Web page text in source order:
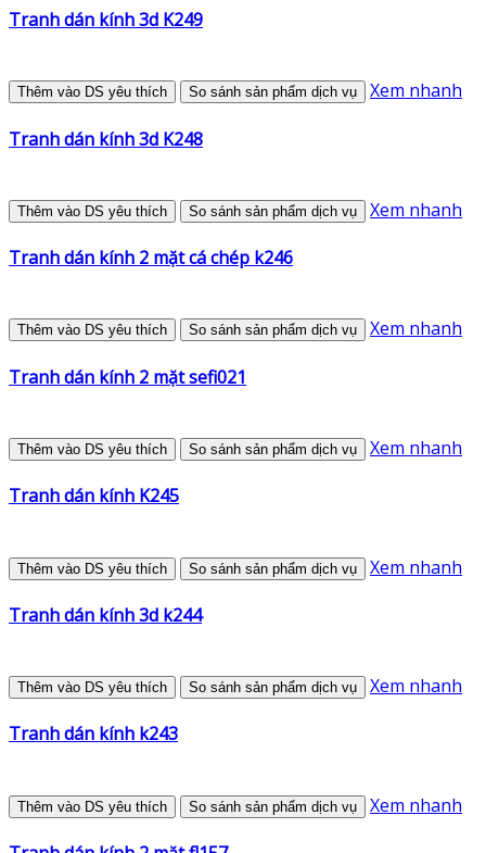
Tranh dán kính 3d K249
Thêm vào DS yêu thích So sánh sản phẩm dịch vụ Xem nhanh
Tranh dán kính 3d K248
Thêm vào DS yêu thích So sánh sản phẩm dịch vụ Xem nhanh
Tranh dán kính 2 mặt cá chép k246
Thêm vào DS yêu thích So sánh sản phẩm dịch vụ Xem nhanh
Tranh dán kính 2 mặt sefi021
Thêm vào DS yêu thích So sánh sản phẩm dịch vụ Xem nhanh
Tranh dán kính K245
Thêm vào DS yêu thích So sánh sản phẩm dịch vụ Xem nhanh
Tranh dán kính 3d k244
Thêm vào DS yêu thích So sánh sản phẩm dịch vụ Xem nhanh
Tranh dán kính k243
Thêm vào DS yêu thích So sánh sản phẩm dịch vụ Xem nhanh